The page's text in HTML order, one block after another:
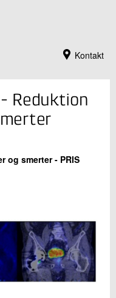
Kontakt
Reduktion
og smerter - PRIS